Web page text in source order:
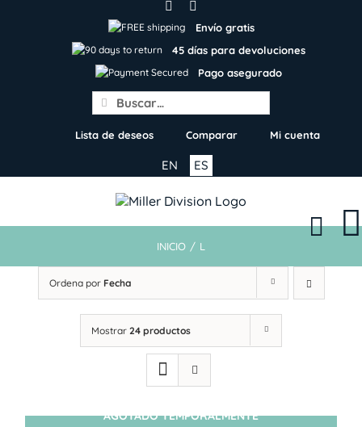
Envío gratis
45 días para devoluciones
Pago asegurado
Search
for:
Lista de deseos Comparar Mi cuenta
ES
EN
INICIO / L
Ordena por Fecha
Mostrar 24 productos
AGOTADO TEMPORALMENTE